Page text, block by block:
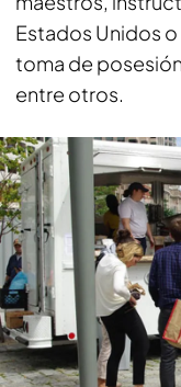
Estados Unidos
toma de
entre otros.